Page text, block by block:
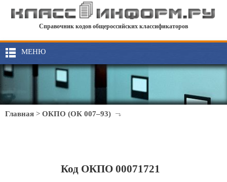
Справочник кодов общероссийских классификаторов
МЕНЮ
Главная > ОКПО (ОК 007–93)
Код ОКПО 00071721